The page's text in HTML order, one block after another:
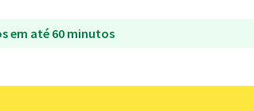
em até 60 minutos